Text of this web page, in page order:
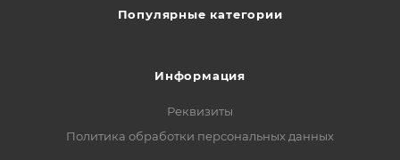
Популярные категории
Информация
Реквизиты
Политика обработки персональных данных